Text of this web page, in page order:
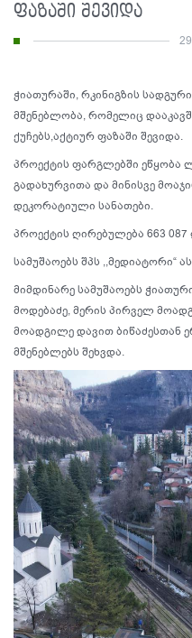
ფაზაში შევიდა
ჭიათურაში, რკინიგზის
მშენებლობა, რომელიც
ქუჩებს,აქტიურ ფაზაში შევიდა.
პროექტის ფარგლებში ეწყობა
გადახურვითა და მინისვე
დეკორატიული სანათები.
პროექტის ღირებულება 663
სამუშაოებს შპს ,,მედიატორი“
მიმდინარე სამუშაოებს
მოდებაძე, მერის პირველ
მოადგილე დავით ბიწაძესთან
მშენებლებს შეხვდა.